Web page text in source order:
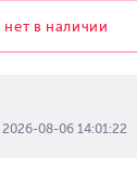
нет в наличии
2026-08-06 14:01:22